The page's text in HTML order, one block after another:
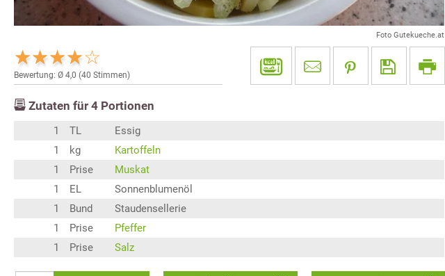
Foto Gutekueche.at
Bewertung: Ø 4,0 (40 Stimmen)
Zutaten für 4 Portionen
1 TL
Essig
1
kg
Kartoffeln
1
Prise
Muskat
1
EL
Sonnenblumenöl
1
Bund
Staudensellerie
1
Prise
Pfeffer
1
Prise Salz